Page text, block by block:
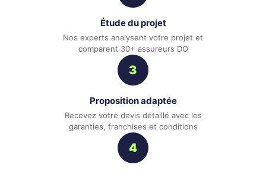
Étude du projet
Nos experts analysent votre projet et
comparent 30+ assureurs DO
3
Proposition adaptée
Recevez votre devis détaillé avec les
garanties, franchises et conditions
4